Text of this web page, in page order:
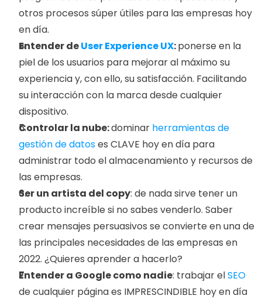
otros procesos súper útiles para las empresas hoy
en día.
Entender de User Experience UX: ponerse en la
piel de los usuarios para mejorar al máximo su
experiencia y, con ello, su satisfacción. Facilitando
su interacción con la marca desde cualquier
dispositivo.
Controlar la nube: dominar herramientas de
gestión de datos es CLAVE hoy en día para
administrar todo el almacenamiento y recursos de
las empresas.
Ser un artista del copy: de nada sirve tener un
producto increíble si no sabes venderlo. Saber
crear mensajes persuasivos se convierte en una de
las principales necesidades de las empresas en
2022. ¿Quieres aprender a hacerlo?
Entender a Google como nadie: trabajar el SEO
de cualquier página es IMPRESCINDIBLE hoy en día